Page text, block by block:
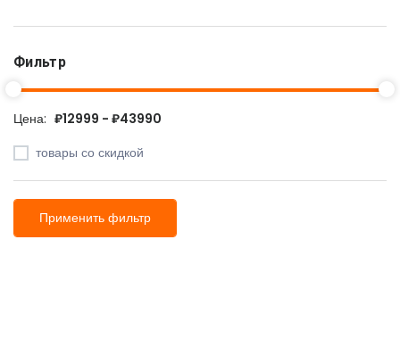
Фильтр
Цена: ₽12999 - ₽43990
товары со скидкой
Применить фильтр